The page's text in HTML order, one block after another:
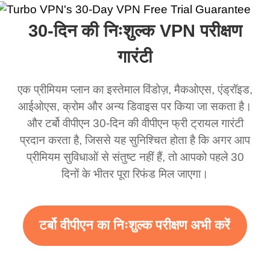
लेकिन मैं सच में इसे एक
धोखाधड़ी समझता था लेकिन
अब जब मैं इसका उपयोग करता
इस पर हैरान हूं और यदि वहाँ
विज्ञापन हैं तो मुझे पता है कि यह
इस अद्भुत VPN का समर्थन
करने के लिए है। सच में आपको
अधिक विज्ञापन देने चाहिए
तेज़ WiFi मिल सके लेकिन सच
में जब मैं इसका उपयोग करता हूं
VPN बहुत अच्छा काम करता
है। यह हर जगह और किसी भी
स्थान से जुड़ता है बिना धीमा
उपलब्ध हैं जिनसे आप स्विच
कर सकते हैं। आसानी से, मेरा
पसंदीदा। सबसे अच्छा हिस्सा,
मैंने अब तक किसी विज्ञापन को
नहीं देखा है क्योंकि मैं मुफ्त सेवा
10/10।
एक बढ़िया
और यह सचमुच कहा कि
विभिन्न स्थान पर था।
30-दिन की निःशुल्क VPN परीक्षण
गारंटी
एक प्रीमियम प्लान का इस्तेमाल विंडोज़, मैकओएस, एंड्रॉइड,
आईओएस, क्रोम और अन्य डिवाइस पर किया जा सकता है।
और टर्बो वीपीएन 30-दिन की वीपीएन फ्री ट्रायल गारंटी
प्रदान करता है, जिससे यह सुनिश्चित होता है कि अगर आप
प्रीमियम सुविधाओं से संतुष्ट नहीं हैं, तो आपको पहले 30
दिनों के भीतर पूरा रिफंड मिल जाएगा।
टर्बो वीपीएन का निःशुल्क परीक्षण अभी करें